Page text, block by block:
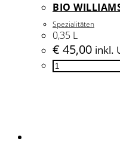
Menge
BIO
Spezialitäten
0,35 L
€45,00 inkl.
BIO